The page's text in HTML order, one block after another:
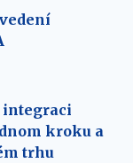
integraci
kroku a
trhu